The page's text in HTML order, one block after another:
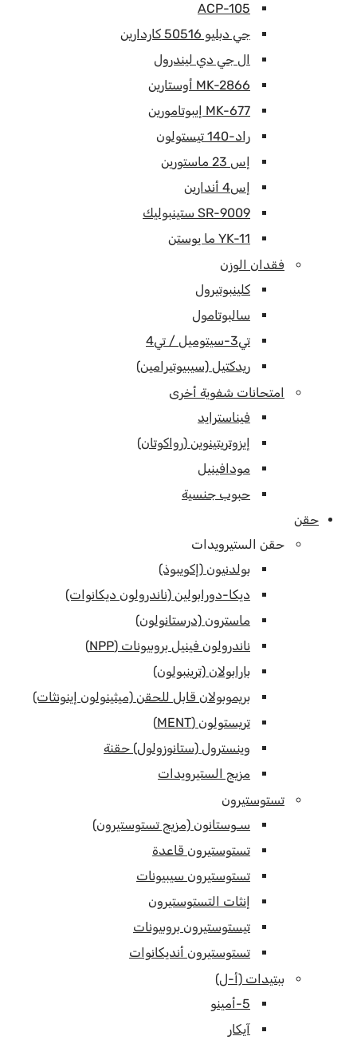
ACP-105
جي دبليو 50516 كاردارين
ال جي دي ليندرول
MK-2866 أوستارين
MK-677 إيبوتامورين
راد-140 تيستولون
إس 23 ماستورين
إس4 أندارين
SR-9009 ستينبوليك
YK-11 ما يوستن
فقدان الوزن
كلينبوتيرول
سالبوتامول
تي3-سيتوميل / تي4
ريدكتيل (سيبيوتيرامين)
امتحانات شفوية أخرى
فيناسترايد
إيزوتريتينوين (رواكوتان)
مودافينيل
حبوب جنسية
حقن
حقن الستيرويدات
بولدنيون (إكويبوذ)
ديكا-دورابولين (ناندرولون ديكانوات)
ماسترون (درستانولون)
ناندرولون فينيل بروبيونات (NPP)
بارابولان (ترينبولون)
بريموبولان قابل للحقن (ميثينولون إينونثات)
تريستولون (MENT)
وينسترول (ستانوزولول) حقنة
مزيج الستيرويدات
تستوستيرون
سـوستانون (مزيج تستوستيرون)
تستوستيرون قاعدة
تستوستيرون سيبيونات
إنثات التستوستيرون
تيستوستيرون بروبيونات
تستوستيرون أنديكانوات
ببتيدات (أ-ل)
5-أمينو
آيكار